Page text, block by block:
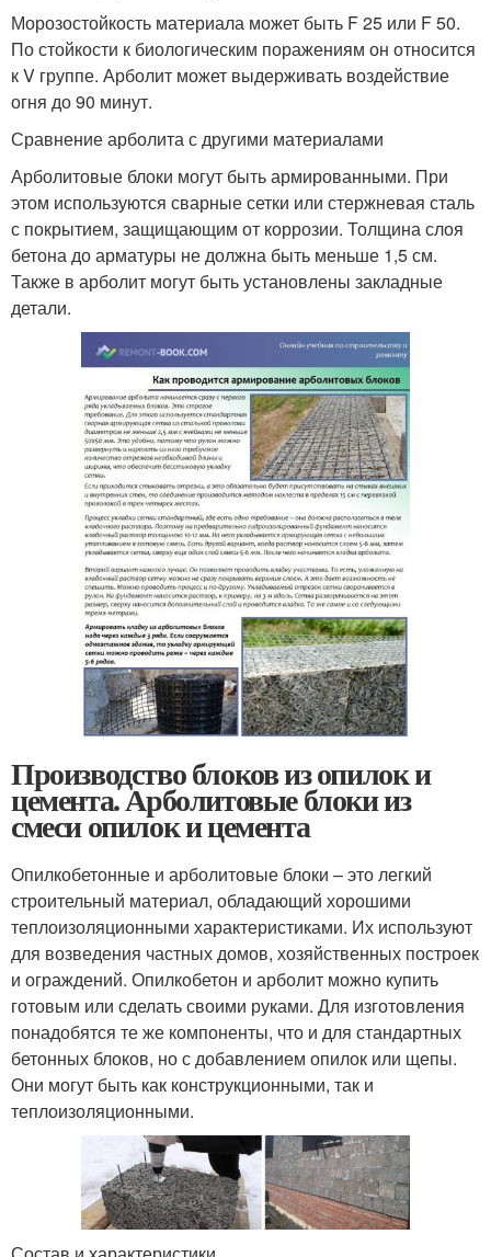
Морозостойкость материала может быть F 25 или F 50.
По стойкости к биологическим поражениям он относится
к V группе. Арболит может выдерживать воздействие
огня до 90 минут.
Сравнение арболита с другими материалами
Арболитовые блоки могут быть армированными. При
этом используются сварные сетки или стержневая сталь
с покрытием, защищающим от коррозии. Толщина слоя
бетона до арматуры не должна быть меньше 1,5 см.
Также в арболит могут быть установлены закладные
детали.
Производство блоков из опилок и
цемента. Арболитовые блоки из
смеси опилок и цемента
Опилкобетонные и арболитовые блоки – это легкий
строительный материал, обладающий хорошими
теплоизоляционными характеристиками. Их используют
для возведения частных домов, хозяйственных построек
и ограждений. Опилкобетон и арболит можно купить
готовым или сделать своими руками. Для изготовления
понадобятся те же компоненты, что и для стандартных
бетонных блоков, но с добавлением опилок или щепы.
Они могут быть как конструкционными, так и
теплоизоляционными.